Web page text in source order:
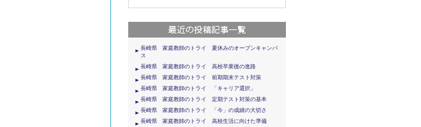
長崎県 家庭教師のトライ 夏休みのオープンキャンパ
ス
長崎県 家庭教師のトライ 高校卒業後の進路
長崎県 家庭教師のトライ 前期期末テスト対策
長崎県 家庭教師のトライ 「キャリア選択」
長崎県 家庭教師のトライ 定期テスト対策の基本
長崎県 家庭教師のトライ 「今」の成績の大切さ
長崎県 家庭教師のトライ 高校生活に向けた準備